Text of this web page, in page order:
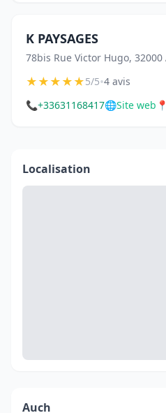
K PAYSAGES
78bis Rue Victor Hugo, 32000
★★★★★5/5•4 avis
📞+33631168417🌐Site web 📍
Localisation
Auch